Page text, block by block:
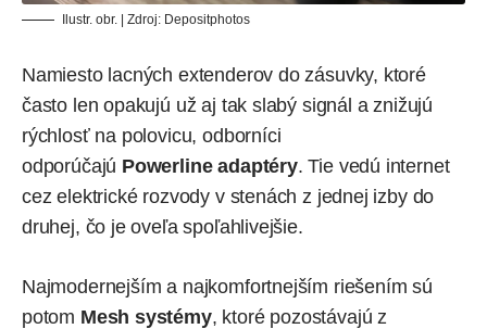
Ilustr. obr. | Zdroj: Depositphotos
Namiesto lacných extenderov do zásuvky, ktoré
často len opakujú už aj tak slabý signál a znižujú
rýchlosť na polovicu, odborníci
odporúčajú Powerline adaptéry. Tie vedú internet
cez elektrické rozvody v stenách z jednej izby do
druhej, čo je oveľa spoľahlivejšie.
Najmodernejším a najkomfortnejším riešením sú
potom Mesh systémy, ktoré pozostávajú z